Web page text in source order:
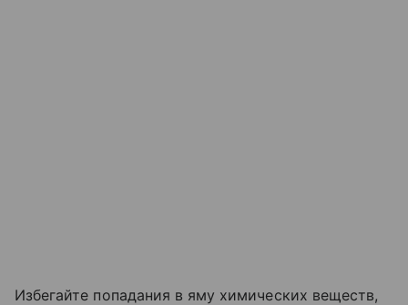
Избегайте попадания в яму химических веществ,